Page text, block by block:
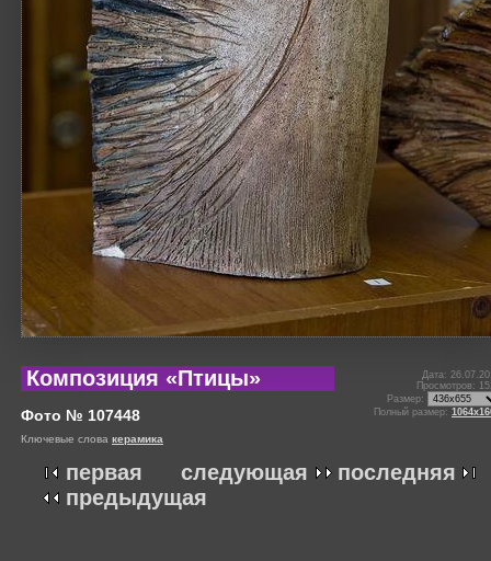
Композиция «Птицы»
Фото № 107448
Дата:
Просмотров:
Размер:
Полный размер:
Ключевые слова керамика
следующая последняя
первая
предыдущая